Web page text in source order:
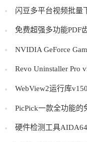
闪豆多平台视频批量
免费超强多功能PDF
NVIDIA GeForce
Revo Uninstaller Pro
WebView2运行库
PicPick一款全功能的
硬件检测工具